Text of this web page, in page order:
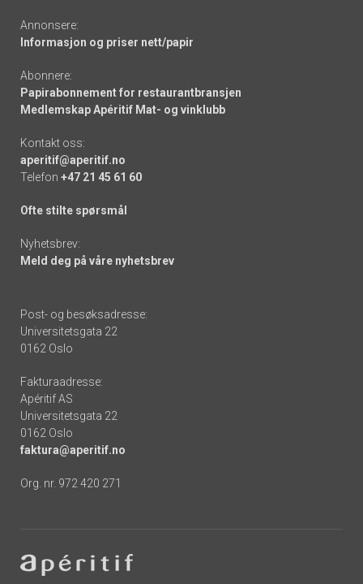
Annonsere:
Informasjon og priser nett/papir
Abonnere:
Papirabonnement for restaurantbransjen
Medlemskap Apéritif Mat- og vinklubb
Kontakt oss:
aperitif@aperitif.no
Telefon +47 21 45 61 60
Ofte stilte spørsmål
Nyhetsbrev:
Meld deg på våre nyhetsbrev
Post- og besøksadresse:
Universitetsgata 22
0162 Oslo
Fakturaadresse:
Apéritif AS
Universitetsgata 22
0162 Oslo
faktura@aperitif.no
Org. nr. 972 420 271